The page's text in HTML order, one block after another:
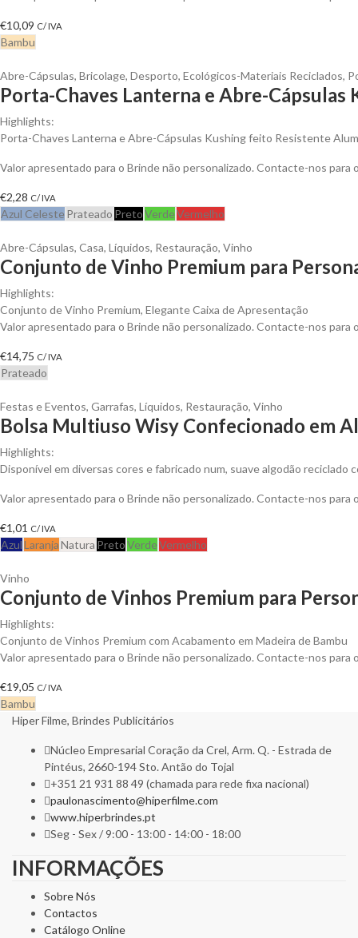
€10,09 C/ IVA
Bambu
Abre-Cápsulas, Bricolage, Desporto, Ecológicos-Materiais Reciclados,
Porta-Chaves Lanterna e Abre-Cápsulas
Highlights:
Porta-Chaves Lanterna e Abre-Cápsulas Kushing feito Resistente
Valor apresentado para o Brinde não personalizado. Contacte-nos
€2,28 C/ IVA
Azul Celeste Prateado PretoVerdeVermelho
Abre-Cápsulas, Casa, Líquidos, Restauração, Vinho
Conjunto de Vinho Premium para
Highlights:
Conjunto de Vinho Premium, Elegante Caixa de Apresentação
Valor apresentado para o Brinde não personalizado. Contacte-nos
€14,75 C/ IVA
Prateado
Festas e Eventos, Garrafas, Líquidos, Restauração, Vinho
Bolsa Multiuso Wisy Confecionado em
Highlights:
Disponível em diversas cores e fabricado num, suave algodão reciclado
Valor apresentado para o Brinde não personalizado. Contacte-nos
€1,01 C/ IVA
AzulLaranjaNatura PretoVerdeVermelho
Vinho
Conjunto de Vinhos Premium para
Highlights:
Conjunto de Vinhos Premium com Acabamento em Madeira de Bambu
Valor apresentado para o Brinde não personalizado. Contacte-nos
€19,05 C/ IVA
Bambu
Hiper Filme, Brindes Publicitários
Núcleo Empresarial Coração da Crel, Arm. Q. - Estrada de
Pintéus, 2660-194 Sto. Antão do Tojal
+351 21 931 88 49 (chamada para rede fixa nacional)
paulonascimento@hiperfilme.com
www.hiperbrindes.pt
Seg - Sex / 9:00 - 13:00 - 14:00 - 18:00
INFORMAÇÕES
Sobre Nós
Contactos
Catálogo Online